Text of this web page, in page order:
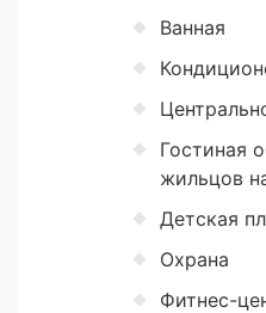
Ванная
Гостиная
жильцов
Детская
Охрана
Фитнес-